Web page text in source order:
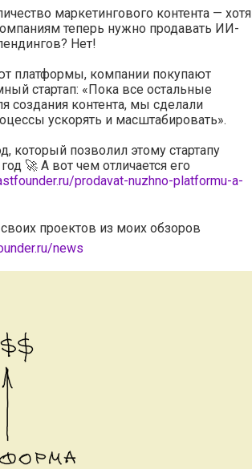
маркетингового контента — хотя
теперь нужно продавать ИИ-
Нет!
платформы, компании покупают
стартап: «Пока все остальные
создания контента, мы сделали
ускорять и масштабировать».
который позволил этому стартапу
🚀 А вот чем отличается его
prodavat-nuzhno-platformu-a-
проектов из моих обзоров
news